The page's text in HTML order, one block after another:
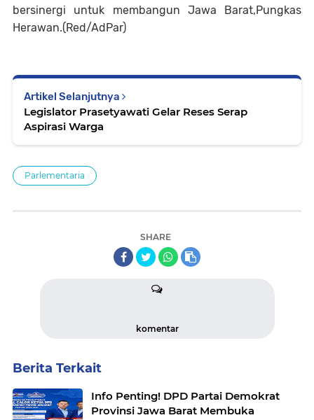
bersinergi untuk membangun Jawa Barat,Pungkas
Herawan.(Red/AdPar)
Artikel Selanjutnya
Legislator Prasetyawati Gelar Reses Serap
Aspirasi Warga
Parlementaria
SHARE
komentar
Berita Terkait
Info Penting! DPD Partai Demokrat
Provinsi Jawa Barat Membuka